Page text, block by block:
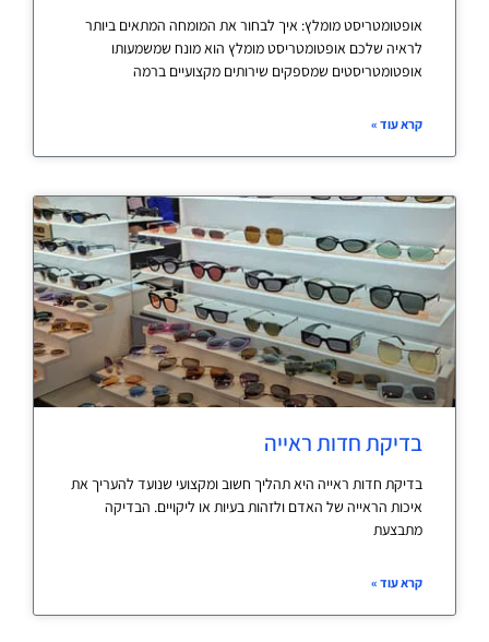
אופטומטריסט מומלץ: איך לבחור את המומחה המתאים ביותר
לראיה שלכם אופטומטריסט מומלץ הוא מונח שמשמעותו
אופטומטריסטים שמספקים שירותים מקצועיים ברמה
קרא עוד »
בדיקת חדות ראייה
בדיקת חדות ראייה היא תהליך חשוב ומקצועי שנועד להעריך את
איכות הראייה של האדם ולזהות בעיות או ליקויים. הבדיקה
מתבצעת
קרא עוד »